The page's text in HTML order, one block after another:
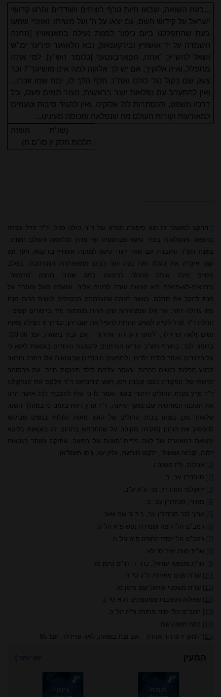
...בעת השואה, שבאו חיות טרף רוצחים ושודדים והרגו קדושי
ישראל על קידוש השם, גם יצאו על ה' ועל משיחו. ואוזניי שמעו
בעת שהתפללנו ביום כיפור לפנות נעילה במאנאוויץ [מחנה
השמדה על יד אושוויץ ובירקענאוו], ובא הלאגער פירער ימ"ש
ושאל להש"ץ: "אתה, הפארבעטער [כלומר הש"ץ], למי אתה
מתפלל, ואיה אלוקיך, אם יש לך אלוקה למה אינו מושיעך"? וכך
צעק שם בקול נגד כולם ואח"כ חלף הלך לו, ימח שמו וזכרו...
ואין להתערב עם נפלאות יוצר בראשית. הצור תמים פעלו, וכל
דרכיו משפט, והנסתרות לה' אלוקינו. ואין להגיד סיבות וטעמים
למאורעות וקורות העולם מה שנפלאה ומכוסה מעינינו...
(שו"ת משנה
הלכות חלק יז סו"ס ח)
הרקע למאמר זה הוא סיפורה הנורא של ד"ר גיזלה פרל. ד"ר פרל עבדה
כרופאה גינקולוגית בעיר סיגט שברומניה עד פרוץ מלחמת העולם השניה.
בשנת תש"ד הועברה עם שאר יהודי סיגט למחנה אושוויץ-בירקנאו, ותוך זמן
קצר איבדה את בעלה ואת בנה ועוד רבים ממשפחתה המורחבת. בשלב
מסוים מינה אותה מנגלה כרופאה במה שהיה מכונה 'מרפאה',
ובתנאים-לא-תנאים היא הגישה עזרה לפונים אליה, ועשתה מעל ומעבר על
מנת להקל את סבלם. כאשר ראתה שהגרמנים מבטיחים לנשים הרות מנת
מזון גדולה יותר, אך אלו שמצהירות שהן הרות מומתות מיד בייסורים קשים -
החלה ד"ר פרל לסייע לנשים ההרות להפיל את עובריהן, ובדרך זו הצילה מאות
נשים (לאה פרידלר, 'למען ידעו דור אחרון' – אם ובת בשואה, עמ' 83-86
).
בדומה לכך, בחורף תש"ב הודיעו הגרמנים להנהגת היהודים בגטאות ליטא כי
על היהודים נאסר ללדת ילדים, ולרופאים היהודיים שבגטאות אלו ניתנה הוראה
לבצע הפלות בנשים ההרות, ונאסר עליהם לילד תינוקות חיים. עם פרסומה
הרשמי של הפקודה בגטו קובנה זימן ראש היודנראט ד"ר אלקס את הגניקולוג
ד"ר פרץ מבית החולים היהודי בגטו, ואמר לו כי עליו להסביר לכל אישה הרה
את הסכנה המוחשית שבהמשך הריונה. ד"ר פרץ דיווח ביומנו כי במהלך השנה
שלאחר מכן בוצעו בבית החולים של הגטו מאות הפלות בנשים שביקשו
להפסיק את הריונן (סקירה מקיפה על שהתרחש בתחום זה בגטאות בליטא
נמצאת במאמרה של לאה פרייס 'סוגיות של רפואה, אתיקה ומוסר בגטאות
וילנה, קובנה ושאוולי', ילקוט מורשת, גליון עא, ניסן תשס"א).
אהלות, פ"ז משנה ו.
סנהדרין עב, ב.
ירושלמי סנהדרין, מד ע"א-ע"ב,
מאירי, סנהדרין עב, ב.
ערוך לנר סנהדרין עב, ב ד"ה שם שאני.
רמב"ם הל' רוצח ושמירת נפש פ"א הל' ט.
רמב"ם הל' יסודי התורה פ"ה הל' ה.
שו"ת חוות יאיר סי' לא.
שו"ת משפטי עוזיאל, כרך ד, חו"מ סימן מז.
שו"ת פנים מאירות ח"ג סי' ח.
שו"ת משפטי עוזיאל שם סימן מו.
שאלות ותשובות ממעמקים ח"א סי' כ.
רמב"ם הל' יסודי התורה פ"ה הל' ה.
כסף משנה שם.
'למען ידעו דור אחרון' – אם ובת בשואה, לאה פרידלר, עמ' 85.
המעין